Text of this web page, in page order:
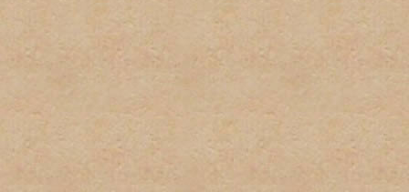
5. El spam no será
con el propósito de